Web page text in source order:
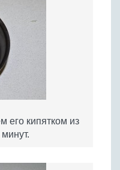
его кипятком из